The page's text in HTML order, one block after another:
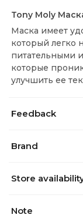
Tony Moly
Маска имеет
который легко
питательными
которые
улучшить ее
Feedback
Brand
Store
Note